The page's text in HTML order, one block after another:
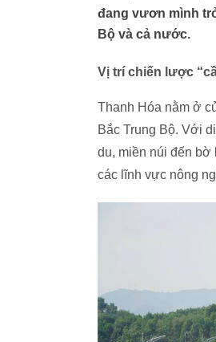
đang vươn mình
Bộ và cả nước.
Vị trí chiến lược
Thanh Hóa nằm ở
Bắc Trung Bộ. Với
du, miền núi đến bờ
các lĩnh vực nông